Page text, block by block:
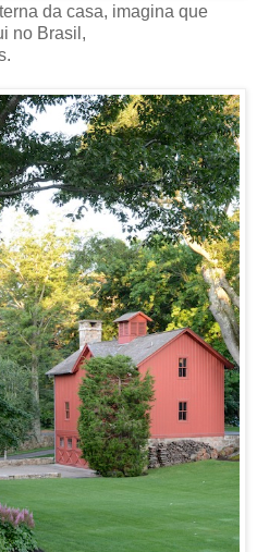
da casa, imagina que
no Brasil,